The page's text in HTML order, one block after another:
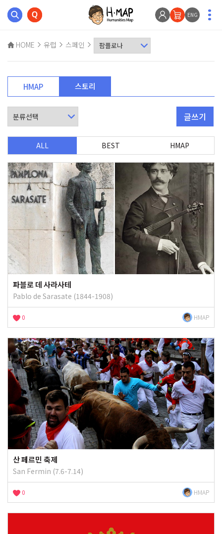
ENG
HOME 유럽 스페인
HMAP 스토리
글쓰기
ALL BEST HMAP
파블로 데 사라사테
Pablo de Sarasate (1844-1908)
0 HMAP
산 페르민 축제
San Fermin (7.6-7.14)
0 HMAP